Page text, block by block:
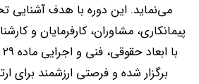
می‌نماید. این دوره با هدف آشنایی
پیمانکاری، مشاوران، کارفرمایان و
برگزار شده و فرصتی ارزشمند برای